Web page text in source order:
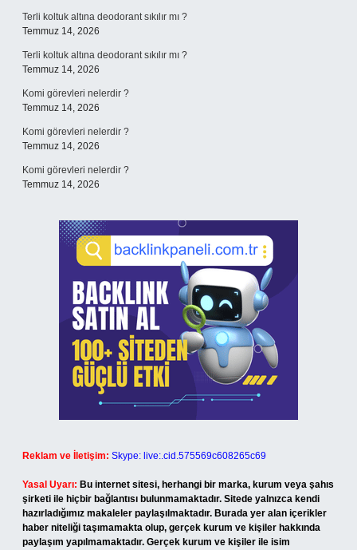
Terli koltuk altına deodorant sıkılır mı ?
Temmuz 14, 2026
Terli koltuk altına deodorant sıkılır mı ?
Temmuz 14, 2026
Komi görevleri nelerdir ?
Temmuz 14, 2026
Komi görevleri nelerdir ?
Temmuz 14, 2026
Komi görevleri nelerdir ?
Temmuz 14, 2026
Reklam ve İletişim: Skype: live:.cid.575569c608265c69
Yasal Uyarı: Bu internet sitesi, herhangi bir marka, kurum veya şahıs
şirketi ile hiçbir bağlantısı bulunmamaktadır. Sitede yalnızca kendi
hazırladığımız makaleler paylaşılmaktadır. Burada yer alan içerikler
haber niteliği taşımamakta olup, gerçek kurum ve kişiler hakkında
paylaşım yapılmamaktadır. Gerçek kurum ve kişiler ile isim